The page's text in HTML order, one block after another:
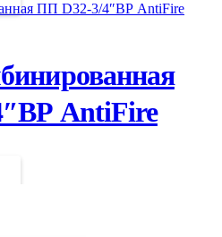
AntiFire